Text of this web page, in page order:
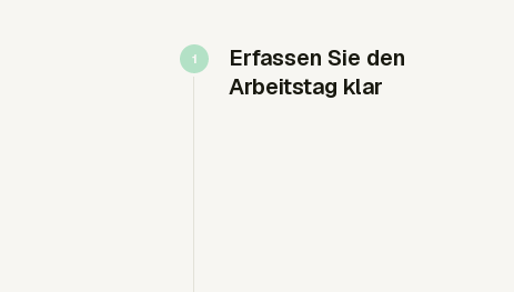
Erfassen Sie den
Arbeitstag klar